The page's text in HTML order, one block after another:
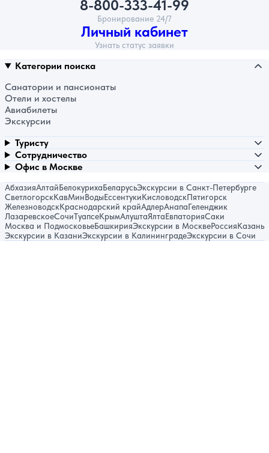
8-800-333-41-99
Бронирование 24/7
Личный кабинет
Узнать статус заявки
Категории поиска
Санатории и пансионаты
Отели и хостелы
Авиабилеты
Экскурсии
Туристу
Сотрудничество
Офис в Москве
АбхазияАлтайБелокурихаБеларусьЭкскурсии в Санкт-Петербурге
СветлогорскКавМинВодыЕссентукиКисловодскПятигорск
ЖелезноводскКраснодарский крайАдлерАнапаГеленджик
ЛазаревскоеСочиТуапсеКрымАлуштаЯлтаЕвпаторияСаки
Москва и ПодмосковьеБашкирияЭкскурсии в МосквеРоссияКазань
Экскурсии в КазаниЭкскурсии в КалининградеЭкскурсии в Сочи